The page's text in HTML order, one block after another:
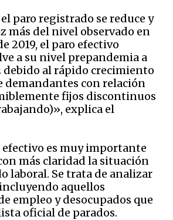
paro registrado se reduce y
más del nivel observado en
2019, el paro efectivo
a su nivel prepandemia a
debido al rápido crecimiento
demandantes con relación
fijos discontinuos
explica el
efectivo es muy importante
más claridad la situación
laboral. Se trata de analizar
aquellos
empleo y desocupados que
oficial de parados.